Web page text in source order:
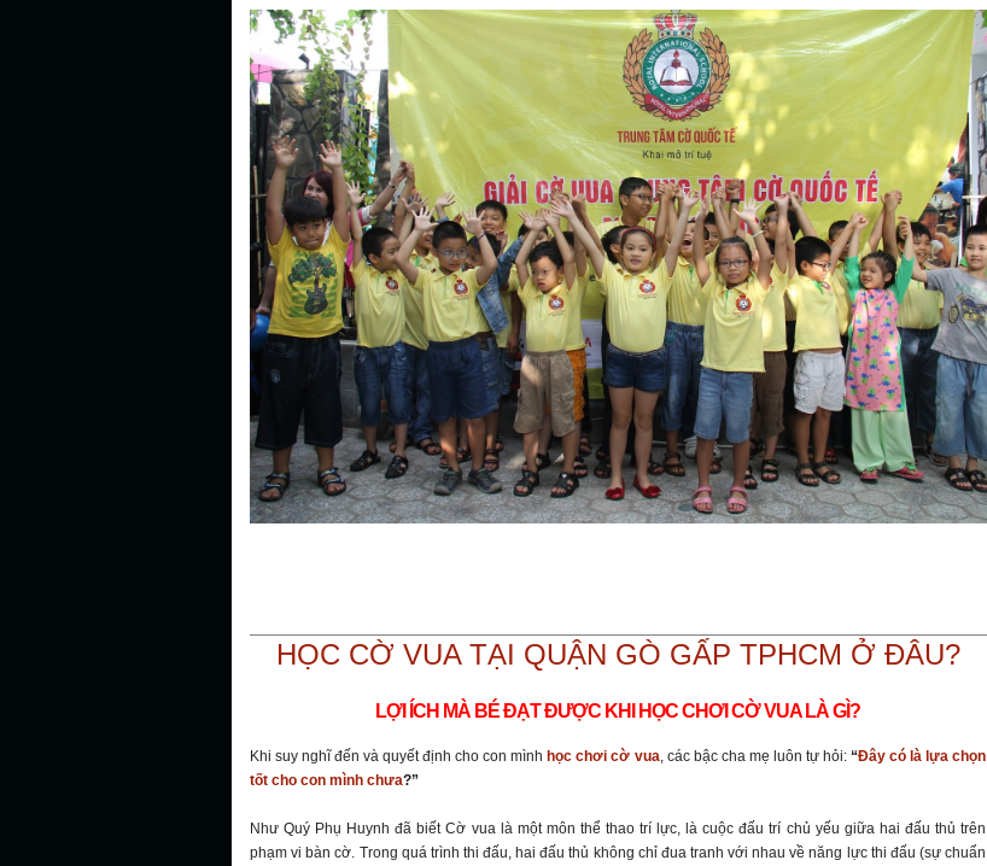
HỌC CỜ VUA TẠI QUẬN GÒ GẤP TPHCM Ở ĐÂU?
LỢI ÍCH MÀ BÉ ĐẠT ĐƯỢC KHI HỌC CHƠI CỜ VUA LÀ GÌ?
Khi suy nghĩ đến và quyết định cho con mình học chơi cờ vua, các bậc cha mẹ luôn tự hỏi:“Đây có là lựa chọn
tốt cho con mình chưa?”
Như Quý Phụ Huynh đã biết Cờ vua là một môn thể thao trí lực, là cuộc đấu trí chủ yếu giữa hai đấu thủ trên
phạm vi bàn cờ. Trong quá trình thi đấu, hai đấu thủ không chỉ đua tranh với nhau về năng lực thi đấu (sự chuẩn